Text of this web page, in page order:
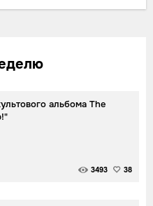
альбома The
3493 38